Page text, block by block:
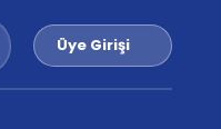
Üye Girişi